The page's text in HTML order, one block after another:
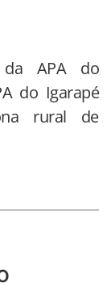
da APA do
do Igarapé
rural de